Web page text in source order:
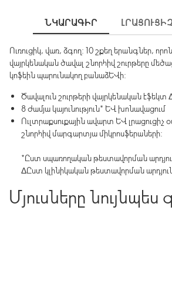
ՆԿԱՐԱԳԻՐ
Ուռուցիկ, վառ, ձգող: 10 շքեղ երանգներ,
վայրկենական ծավալ շնորհիվ շուրթերը
կոֆեին պարունակող բանաձևի:
Ծավալուն շուրթերի վայրկենական էֆեկտ
8 ժամյա կայունություն* և խոնավացում
Ուլտրաքսուքային ավարտ և լրացուցիչ
շնորհիվ մարգարտյա միկրոսֆերաների:
*Ըստ սպառողական թեստավորման
ΔԸստ կլինիկական թեստավորման
եզրագծի մեծացում: Բարակ սահմանները
ով։ Բարակ սահմանների խորության
Մյուսները նույնպես